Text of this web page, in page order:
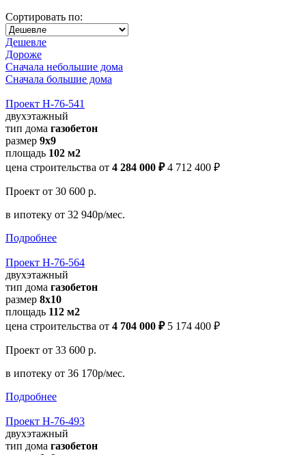
Сортировать по:
Дешевле
Дороже
Сначала небольшие дома
Сначала большие дома
Проект Н-76-541
двухэтажный
тип дома газобетон
размер 9х9
площадь 102 м2
цена строительства от 4 284 000 ₽ 4 712 400 ₽
Проект от 30 600 р.
в ипотеку от 32 940р/мес.
Подробнее
Проект Н-76-564
двухэтажный
тип дома газобетон
размер 8х10
площадь 112 м2
цена строительства от 4 704 000 ₽ 5 174 400 ₽
Проект от 33 600 р.
в ипотеку от 36 170р/мес.
Подробнее
Проект Н-76-493
двухэтажный
тип дома газобетон